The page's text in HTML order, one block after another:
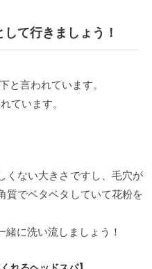
て行きましょう！
と言われています。
ています。
くない大きさですし、毛穴が
質でベタベタしていて花粉を
に洗い流しましょう！